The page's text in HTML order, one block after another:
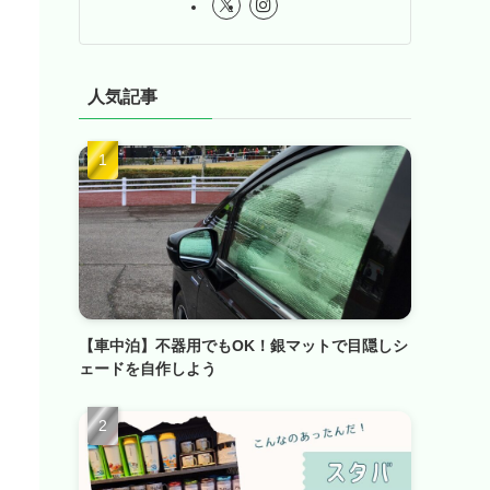
人気記事
【車中泊】不器用でもOK！銀マットで目隠しシ
ェードを自作しよう